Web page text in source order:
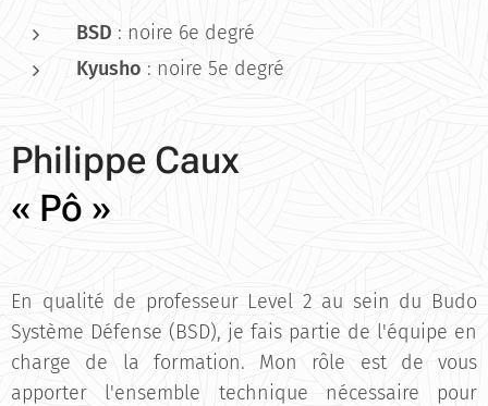
BSD : noire 6e degré
Kyusho : noire 5e degré
Philippe Caux
« Pô »
En qualité de professeur Level 2 au sein du Budo
Système Défense (BSD), je fais partie de l'équipe en
charge de la formation. Mon rôle est de vous
apporter l'ensemble technique nécessaire pour